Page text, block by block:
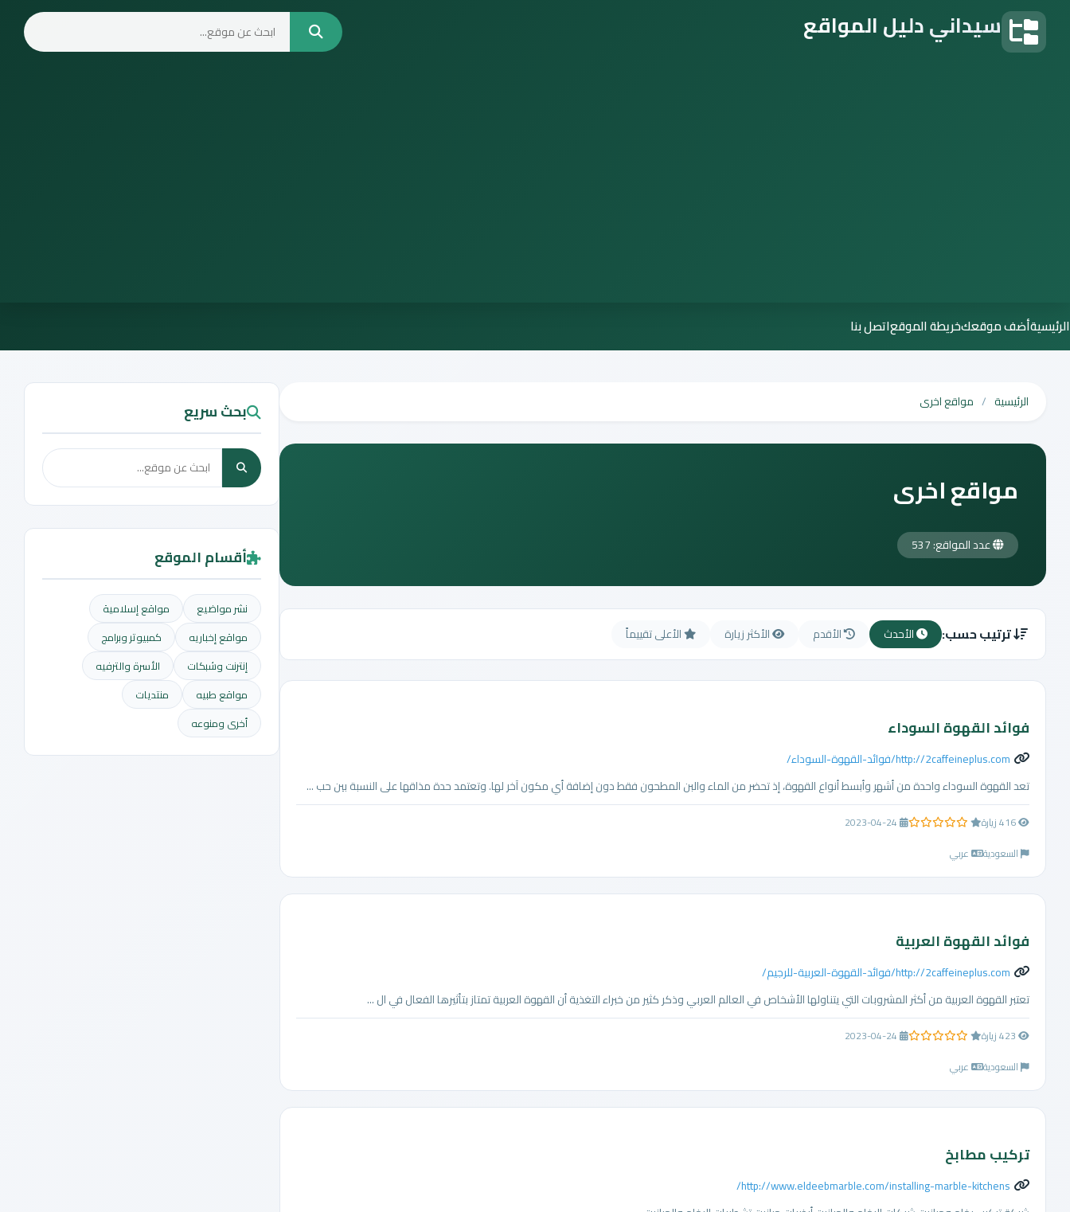
سيداني دليل المواقع
الرئيسيةأضف موقعكخريطة الموقعاتصل بنا
الرئيسية مواقع اخرى
مواقع اخرى
عدد المواقع: 537
ترتيب حسب: الأحدث الأقدم الأكثر زيارة الأعلى تقييماً
فوائد القهوة السوداء
http://2caffeineplus.com/فوائد-القهوة-السوداء/
تعد القهوة السوداء واحدة من أشهر وأبسط أنواع القهوة، إذ تحضر من الماء والبن المطحون فقط دون إضافة أي مكون آخر لها. وتعتمد حدة مذاقها على النسبة بين حب ...
0.0 من 5 نجوم
السعودية
عربي
فوائد القهوة العربية
http://2caffeineplus.com/فوائد-القهوة-العربية-للرجيم/
تعتبر القهوة العربية من أكثر المشروبات التي يتناولها الأشخاص في العالم العربي وذكر كثير من خبراء التغذية أن القهوة العربية تمتاز بتأثيرها الفعال في ال ...
0.0 من 5 نجوم
السعودية
عربي
تركيب مطابخ
http://www.eldeebmarble.com/installing-marble-kitchens/
بحث سريع
أقسام الموقع
نشر مواضيع
مواقع إسلامية
مواقع إخباريه
كمبيوتر وبرامج
إنترنت وشبكات
الأسرة والترفيه
مواقع طبيه
منتديات
أخرى ومنوعه